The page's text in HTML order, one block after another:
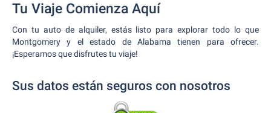
Tu Viaje Comienza Aquí
Con tu auto de alquiler, estás listo para explorar todo lo que
Montgomery y el estado de Alabama tienen para ofrecer.
¡Esperamos que disfrutes tu viaje!
Sus datos están seguros con nosotros